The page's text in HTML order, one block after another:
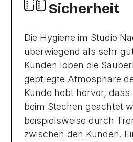
Sicherheit
Die Hygiene im Studio
überwiegend als sehr
Kunden loben die
gepflegte Atmosphäre
Kunde hebt hervor,
beim Stechen geachtet
beispielsweise durch
zwischen den Kunden.